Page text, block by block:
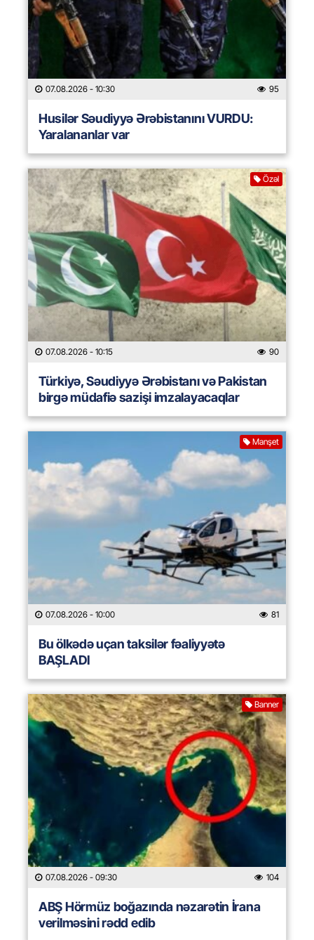
07.08.2026 - 10:30 95
Husilər Səudiyyə Ərəbistanını VURDU:
Yaralananlar var
Özəl
07.08.2026 - 10:15 90
Türkiyə, Səudiyyə Ərəbistanı və Pakistan
birgə müdafiə sazişi imzalayacaqlar
Manşet
07.08.2026 - 10:00 81
Bu ölkədə uçan taksilər fəaliyyətə
BAŞLADI
Banner
07.08.2026 - 09:30 104
ABŞ Hörmüz boğazında nəzarətin İrana
verilməsini rədd edib